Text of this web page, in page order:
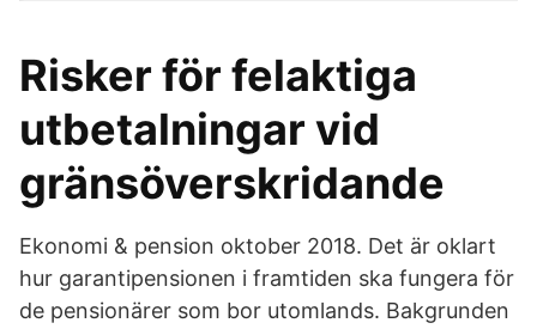
Risker för felaktiga
utbetalningar vid
gränsöverskridande
Ekonomi & pension oktober 2018. Det är oklart
hur garantipensionen i framtiden ska fungera för
de pensionärer som bor utomlands. Bakgrunden